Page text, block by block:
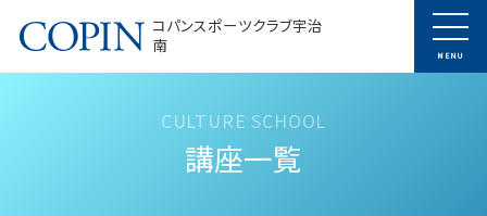
コパンスポーツクラブ宇治
南
MENU
講座一覧